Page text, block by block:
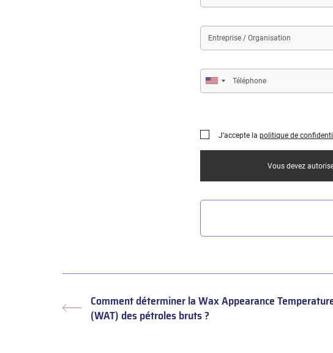
Organisation
J’accepte la politique de
Vous devez
Article
Comment déterminer la Wax Appearance
(WAT) des pétroles bruts ?